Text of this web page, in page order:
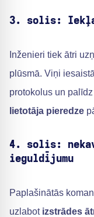
3. solis:
Inženieri tiek ātri
plūsmā. Viņi
protokolus un
lietotāja pieredze
4. solis:
ieguldījumu
Paplašinātās
uzlabot izstrādes